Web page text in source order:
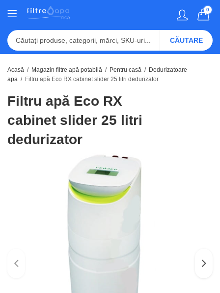
0
CĂUTARE
Acasă Magazin filtre apă potabilă Pentru casă
Dedurizatoare
apa
Filtru apă Eco RX cabinet slider 25 litri dedurizator
Filtru apă Eco RX
cabinet slider 25 litri
dedurizator